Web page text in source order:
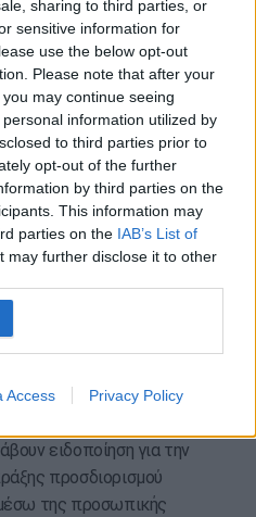
sharing to third parties, or
sensitive information for
use the below opt-out
Please note that after your
may continue seeing
information utilized by
to third parties prior to
opt-out of the further
by third parties on the
This information may
parties on the IAB’s List of
may further disclose it to other
Access Privacy Policy
Ενότητας
Στερεάς Ελλάδας και
της 3ης Μαρτίου 2021.
από τους σεισμούς
Ιουλίου 2021 και την
απαλλαγές για τα έτη
που βρίσκονται σε
Βορείου Αιγαίου
ή την πλημμύρα της
πολίτες:
ειδοποίηση για την
προσδιορισμού
της προσωπικής